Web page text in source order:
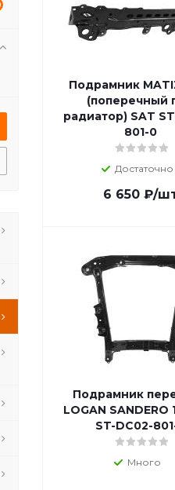
Подрамник
(поперечный
радиатор) SAT
801-0
Достаточно
6 650 ₽/
Подрамник
LOGAN SANDERO
ST-DC02-
Много